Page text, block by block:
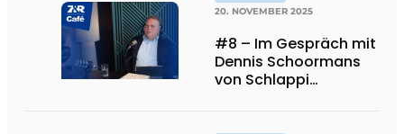
20. NOVEMBER 2025
#8 – Im Gespräch mit
Dennis Schoormans
von Schlappi